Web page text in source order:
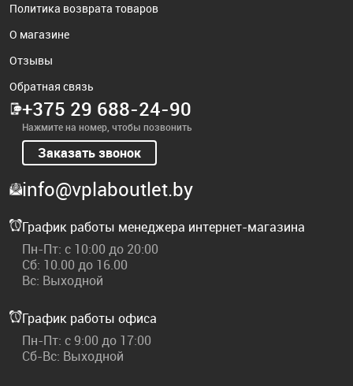
Политика возврата товаров
О магазине
Отзывы
Обратная связь
+375 29 688-24-90
Нажмите на номер, чтобы позвонить
Заказать звонок
info@vplaboutlet.by
График работы менеджера интернет-магазина
Пн-Пт: с 10:00 до 20:00
Сб: 10.00 до 16.00
Вс: Выходной
График работы офиса
Пн-Пт: с 9:00 до 17:00
Сб-Вс: Выходной